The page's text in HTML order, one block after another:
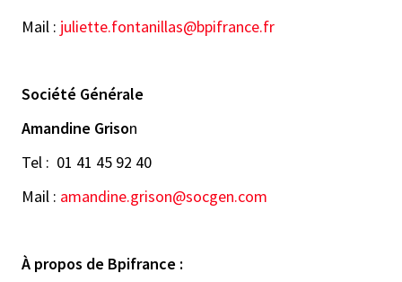
Mail : juliette.fontanillas@bpifrance.fr
Société Générale
Amandine Grison
Tel : 01 41 45 92 40
Mail : amandine.grison@socgen.com
À propos de Bpifrance :